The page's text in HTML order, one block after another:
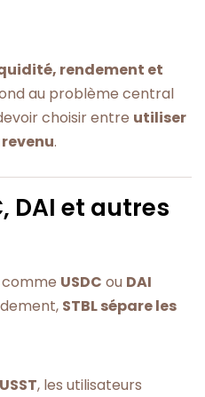
rendement et
au problème central
choisir entre utiliser
.
DAI et autres
USDC ou DAI
STBL sépare les
USST, les utilisateurs